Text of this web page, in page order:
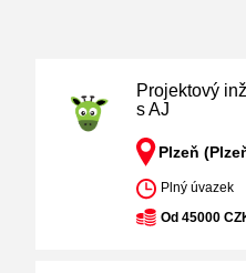
Projektový
s AJ
Plzeň
Plný úvazek
Od 45000